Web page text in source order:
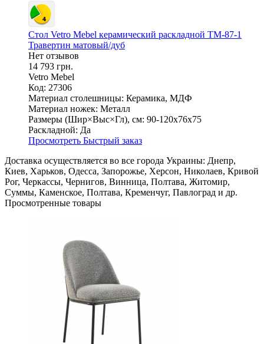
Стол Vetro Mebel керамический раскладной TM-87-1
Травертин матовый/дуб
Нет отзывов
14 793 грн.
Vetro Mebel
Код: 27306
Материал столешницы: Керамика, МДФ
Материал ножек: Металл
Размеры (Шир×Выс×Гл), см: 90-120х76х75
Раскладной: Да
Просмотреть Быстрый заказ
Доставка осуществляется во все города Украины: Днепр,
Киев, Харьков, Одесса, Запорожье, Херсон, Николаев, Кривой
Рог, Черкассы, Чернигов, Винница, Полтава, Житомир,
Суммы, Каменское, Полтава, Кременчуг, Павлоград и др.
Просмотренные товары